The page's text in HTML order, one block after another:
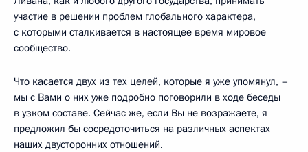
участие в решении проблем глобального характера,
с которыми сталкивается в настоящее время мировое
сообщество.
Что касается двух из тех целей, которые я уже упомянул, –
мы с Вами о них уже подробно поговорили в ходе беседы
в узком составе. Сейчас же, если Вы не возражаете, я
предложил бы сосредоточиться на различных аспектах
наших двусторонних отношений.